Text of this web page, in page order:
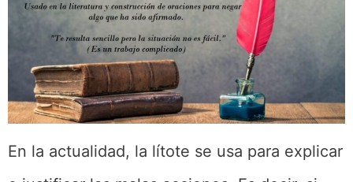
En la actualidad, la lítote se usa para explicar